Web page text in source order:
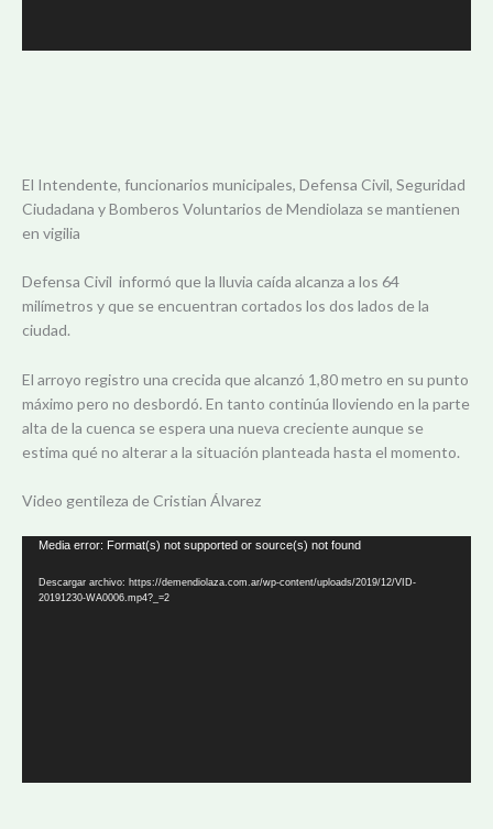
El Intendente, funcionarios municipales, Defensa Civil, Seguridad
Ciudadana y Bomberos Voluntarios de Mendiolaza se mantienen
en vigilia
Defensa Civil informó que la lluvia caída alcanza a los 64
milímetros y que se encuentran cortados los dos lados de la
ciudad.
El arroyo registro una crecida que alcanzó 1,80 metro en su punto
máximo pero no desbordó. En tanto continúa lloviendo en la parte
alta de la cuenca se espera una nueva creciente aunque se
estima qué no alterar a la situación planteada hasta el momento.
Video gentileza de Cristian Álvarez
Reproductor
video
Media error: Format(s) not supported or source(s) not found
Descargar archivo: https://demendiolaza.com.ar/wp-content/uploads/2019/12/VID-
20191230-WA0006.mp4?_=2